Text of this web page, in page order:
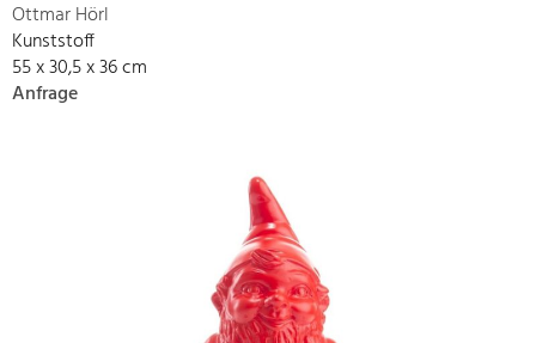
Ottmar Hörl
Kunststoff
55 x 30,5 x 36 cm
Anfrage